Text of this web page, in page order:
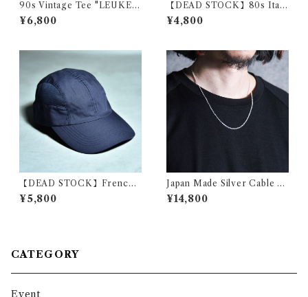
90s Vintage Tee "LEUKEM
IA" SCREEN STARS ヴィン
テージ Tシャツ スクリーンス
¥6,800
【DEAD STOCK】80s Itali
an Army Short Pants イタリ
ア軍 ショートパンツ ツータッ
¥4,800
【DEAD STOCK】French
Navy Cap フランス 海軍 キャ
ップ ジェットキャップ
¥5,800
Japan Made Silver Cable C
hain Nacklace シルバー ケー
ブル チェーン ネックレス 日本
¥14,800
CATEGORY
Event